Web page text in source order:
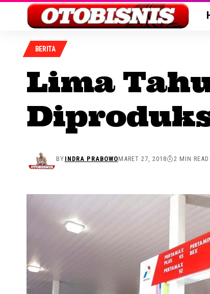
BERITA
Lima
BY INDRA PRABOWOMARET 27, 2018 2 MIN READ